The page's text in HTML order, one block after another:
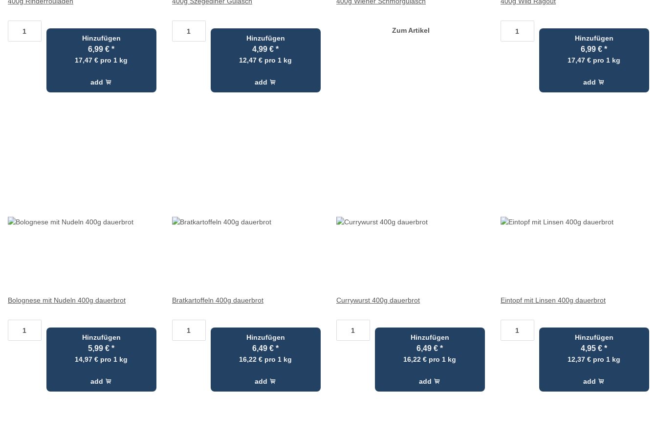
Hinzufügen
6,99 €*
17,47 € pro 1 kg
add
Hinzufügen
4,99 €*
12,47 € pro 1 kg
add
Zum Artikel
Hinzufügen
6,99 €*
17,47 € pro 1 kg
add
Bolognese mit Nudeln 400g dauerbrot
Hinzufügen
5,99 €*
14,97 € pro 1 kg
add
Bratkartoffeln 400g dauerbrot
Hinzufügen
6,49 €*
16,22 € pro 1 kg
add
Currywurst 400g dauerbrot
Hinzufügen
6,49 €*
16,22 € pro 1 kg
add
Eintopf mit Linsen 400g dauerbrot
Hinzufügen
4,95 €*
12,37 € pro 1 kg
add